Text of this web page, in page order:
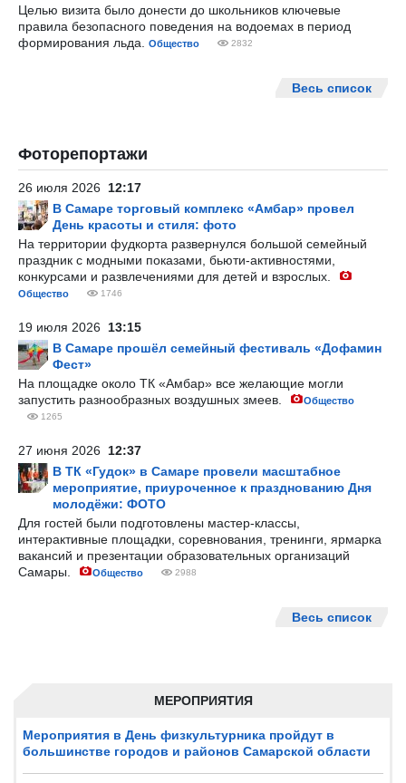
МЕРОПРИЯТИЯ
Мероприятия в День физкультурника пройдут в
большинстве городов и районов Самарской области
Целью визита было донести до школьников ключевые
правила безопасного поведения на водоемах в период
формирования льда.
Общество 2832
Весь список
Фоторепортажи
26 июля 2026 12:17
В Самаре торговый комплекс «Амбар» провел
День красоты и стиля: фото
На территории фудкорта развернулся большой семейный
праздник с модными показами, бьюти-активностями,
конкурсами и развлечениями для детей и взрослых.
Общество 1746
19 июля 2026 13:15
В Самаре прошёл семейный фестиваль «Дофамин
Фест»
На площадке около ТК «Амбар» все желающие могли
запустить разнообразных воздушных змеев.
Общество
1265
27 июня 2026 12:37
В ТК «Гудок» в Самаре провели масштабное
мероприятие, приуроченное к празднованию Дня
молодёжи: ФОТО
Для гостей были подготовлены мастер-классы,
интерактивные площадки, соревнования, тренинги, ярмарка
вакансий и презентации образовательных организаций
Самары.
Общество 2988
Весь список